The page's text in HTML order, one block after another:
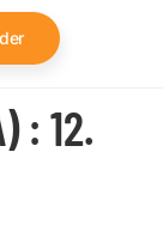
: 12.